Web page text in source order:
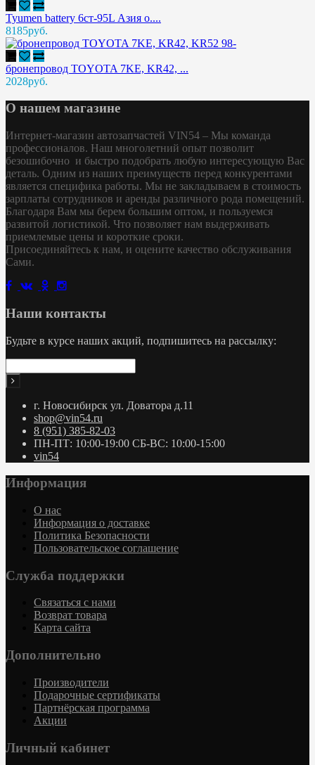
Tyumen battery 6ст-95L Азия о....
8185руб.
бронепровод TOYOTA 7KE, KR42, ...
2028руб.
О нашем магазине
Интернет-магазин автозапчастей VIN54 – Мы команда
профессионалов. Наш многолетний опыт позволит
безошибочно и быстро подобрать любую интересующую Вас
деталь. Одним из наших преимуществ перед конкурентами
является специфика работы. Мы не закладываем в стоимость
зарплаты сотрудников и аренды различного рода помещений.
Благодаря Вам мы берем большим оптом, и пользуемся
развитой логистикой. Что позволяет нам выдерживать
приемлемые цены и короткие сроки.
Присоединяйтесь к нам, и оцените качество обслуживания
Сами.
Наши контакты
Будьте в курсе наших акций, подпишитесь на рассылку:
г. Новосибирск ул. Доватора д.11
shop@vin54.ru
8 (951) 385-82-03
ПН-ПТ: 10:00-19:00 СБ-ВС: 10:00-15:00
vin54
Информация
О нас
Информация о доставке
Политика Безопасности
Пользовательское соглашение
Служба поддержки
Связаться с нами
Возврат товара
Карта сайта
Дополнительно
Производители
Подарочные сертификаты
Партнёрская программа
Акции
Личный кабинет